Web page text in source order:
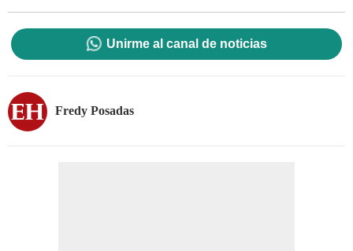
Unirme al canal de noticias
Fredy Posadas